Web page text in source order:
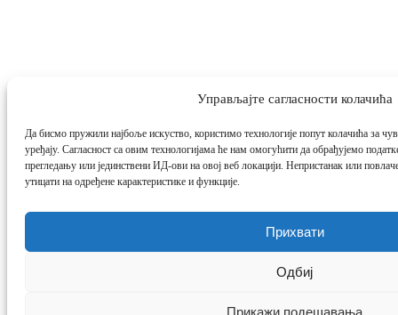
Управљајте сагласности колачића
Да бисмо пружили најбоље искуство, користимо технологије попут колачића за
уређају. Сагласност са овим технологијама ће нам омогућити да обрађујемо
прегледању или јединствени ИД-ови на овој веб локацији. Непристанак или
утицати на одређене карактеристике и функције.
Прихвати
Одбиј
Прикажи подешавања